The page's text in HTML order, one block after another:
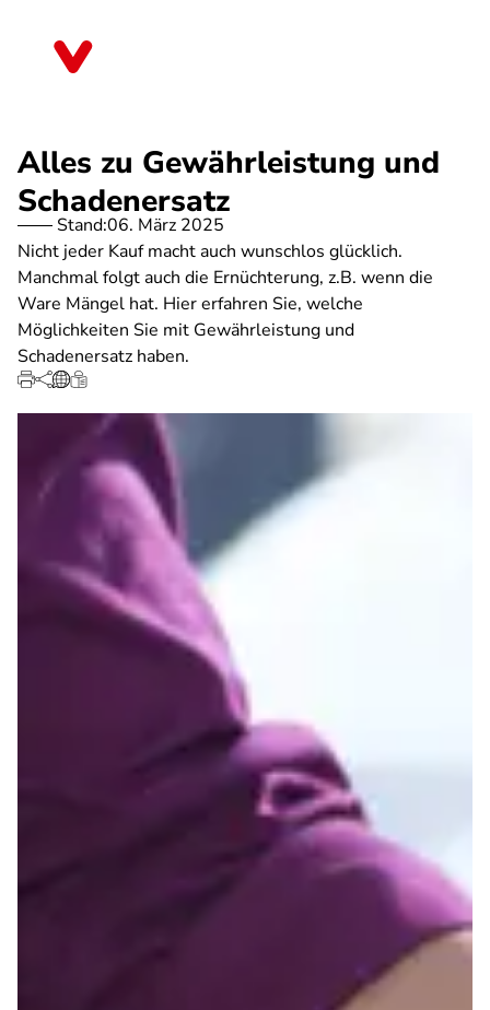
Alles zu Gewährleistung und
Schadenersatz
Stand:06. März 2025
Nicht jeder Kauf macht auch wunschlos glücklich.
Manchmal folgt auch die Ernüchterung, z.B. wenn die
Ware Mängel hat. Hier erfahren Sie, welche
Möglichkeiten Sie mit Gewährleistung und
Schadenersatz haben.